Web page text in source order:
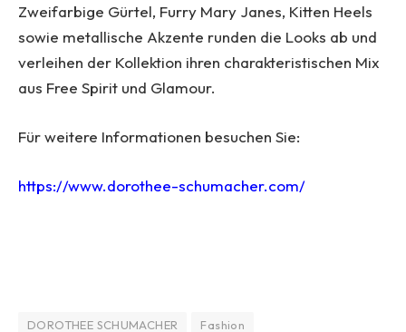
Zweifarbige Gürtel, Furry Mary Janes, Kitten Heels
sowie metallische Akzente runden die Looks ab und
verleihen der Kollektion ihren charakteristischen Mix
aus Free Spirit und Glamour.
Für weitere Informationen besuchen Sie:
https://www.dorothee-schumacher.com/
DOROTHEE SCHUMACHER Fashion